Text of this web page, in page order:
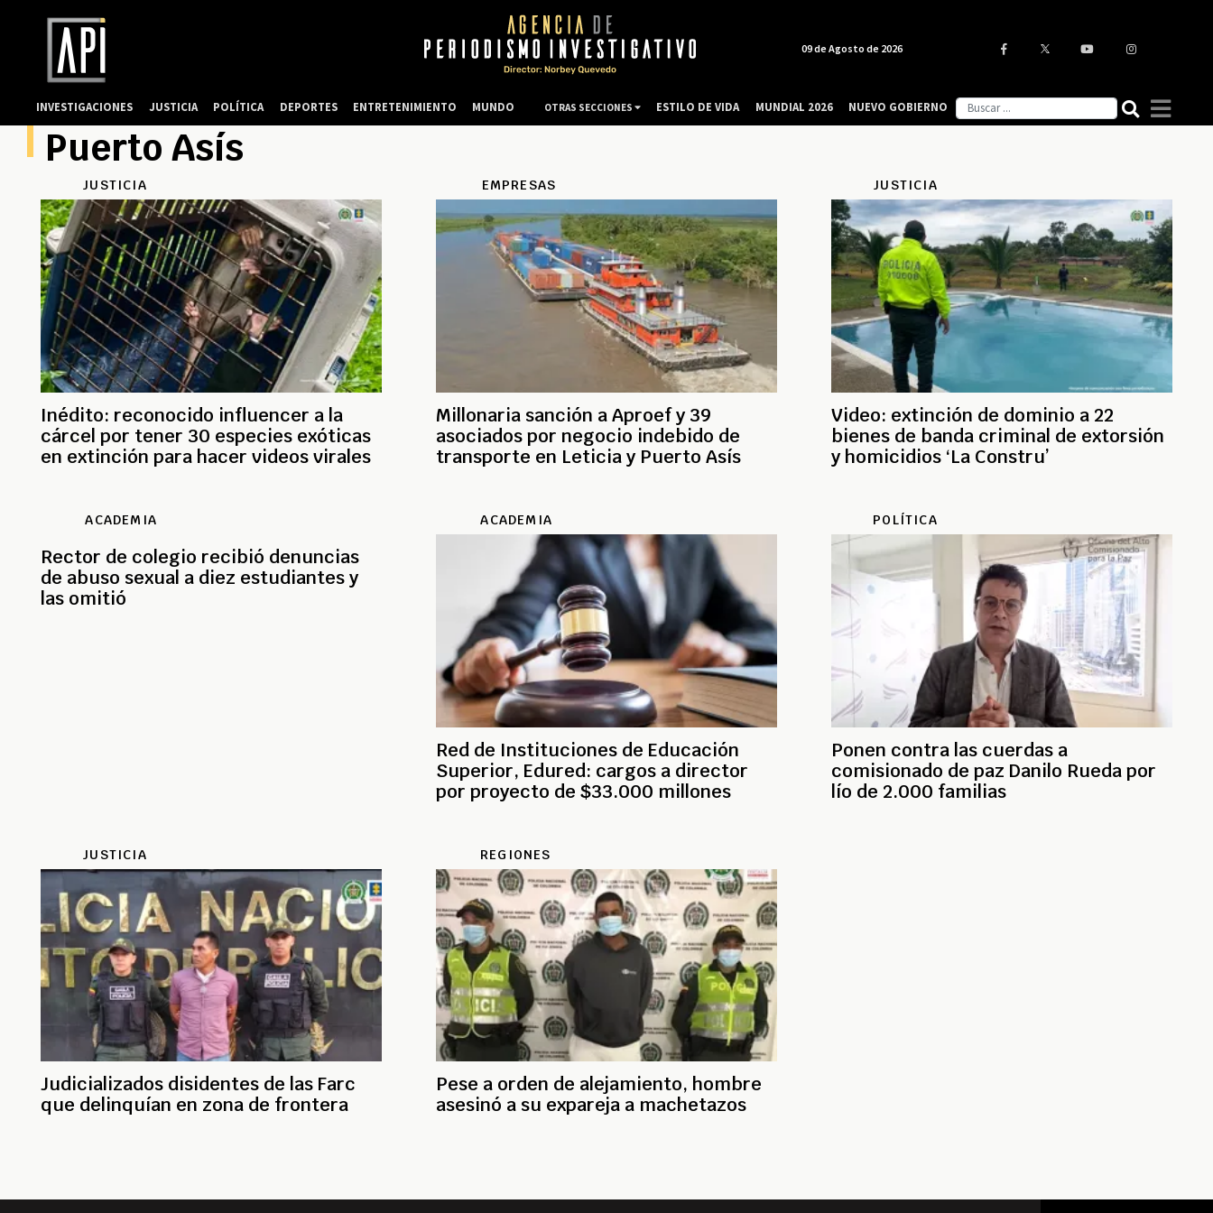
Puerto Asís
JUSTICIA
Inédito: reconocido influencer a la
cárcel por tener 30 especies exóticas
en extinción para hacer videos virales
EMPRESAS
Millonaria sanción a Aproef y 39
asociados por negocio indebido de
transporte en Leticia y Puerto Asís
JUSTICIA
Video: extinción de dominio a 22
bienes de banda criminal de extorsión
y homicidios ‘La Constru’
ACADEMIA
Rector de colegio recibió denuncias
de abuso sexual a diez estudiantes y
las omitió
ACADEMIA
Red de Instituciones de Educación
Superior, Edured: cargos a director
por proyecto de $33.000 millones
POLÍTICA
Ponen contra las cuerdas a
comisionado de paz Danilo Rueda por
lío de 2.000 familias
JUSTICIA
Judicializados disidentes de las Farc
que delinquían en zona de frontera
REGIONES
Pese a orden de alejamiento, hombre
asesinó a su expareja a machetazos
09 de Agosto de 2026
INVESTIGACIONES JUSTICIA POLÍTICA DEPORTES ENTRETENIMIENTO MUNDO OTRAS SECCIONES ESTILO DE VIDA MUNDIAL 2026 NUEVO GOBIERNO